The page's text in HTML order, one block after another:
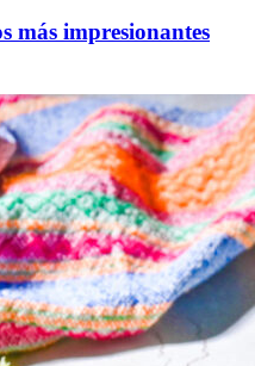
más impresionantes